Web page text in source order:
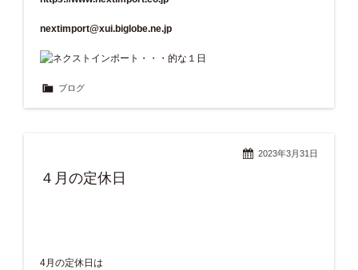
nextimport@xui.biglobe.ne.jp
ブログ
2023年3月31日
４月の定休日
4月の定休日は